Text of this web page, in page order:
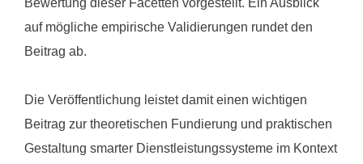
auf mögliche empirische Validierungen rundet den
Beitrag ab.
Die Veröffentlichung leistet damit einen wichtigen
Beitrag zur theoretischen Fundierung und praktischen
Gestaltung smarter Dienstleistungssysteme im Kontext